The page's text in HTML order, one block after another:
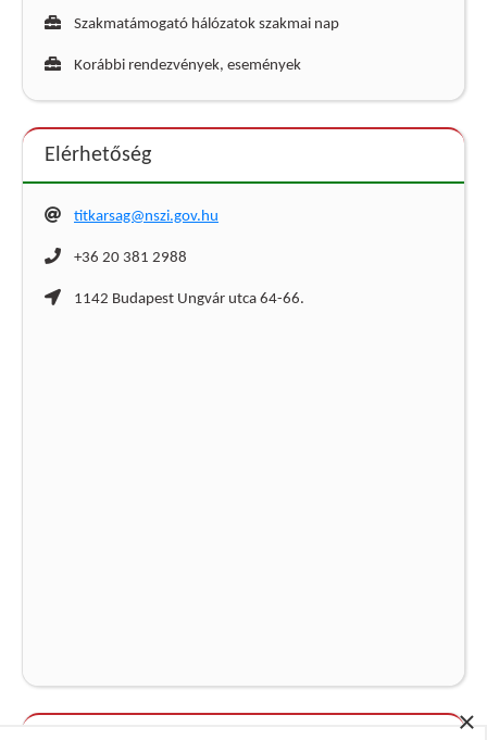
×
Szakmatámogató hálózatok szakmai nap
Korábbi rendezvények, események
Elérhetőség
titkarsag@nszi.gov.hu
+36 20 381 2988
1142 Budapest Ungvár utca 64-66.